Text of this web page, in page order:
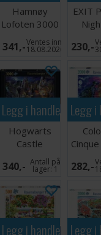
Hamnøy
Lofoten 3000
biter
Puslespill
341,-Ventes inn
18.08.2026
EXIT
230,-
Legg i handlekurven
Hogwarts
Castle
Cutaway 3000
biter
340,- Antall på
lager:1
Legg
282,-
Legg i handlekurven
Legg